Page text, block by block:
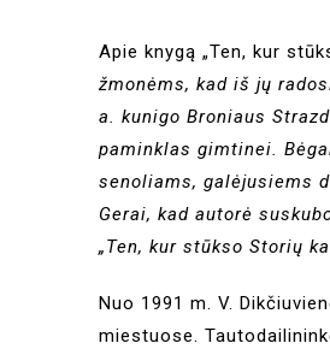
Apie knygą „Ten, kur
žmonėms, kad iš jų
a. kunigo Broniaus
paminklas gimtinei.
senoliams, galėjusiems
Gerai, kad autorė
„Ten, kur stūkso Storių
Nuo 1991 m. V.
miestuose.